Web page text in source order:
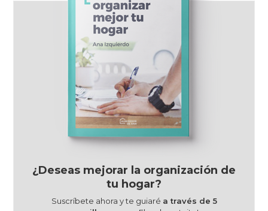
¿Deseas mejorar la organización de
tu hogar?
Suscríbete ahora y te guiaré a través de 5